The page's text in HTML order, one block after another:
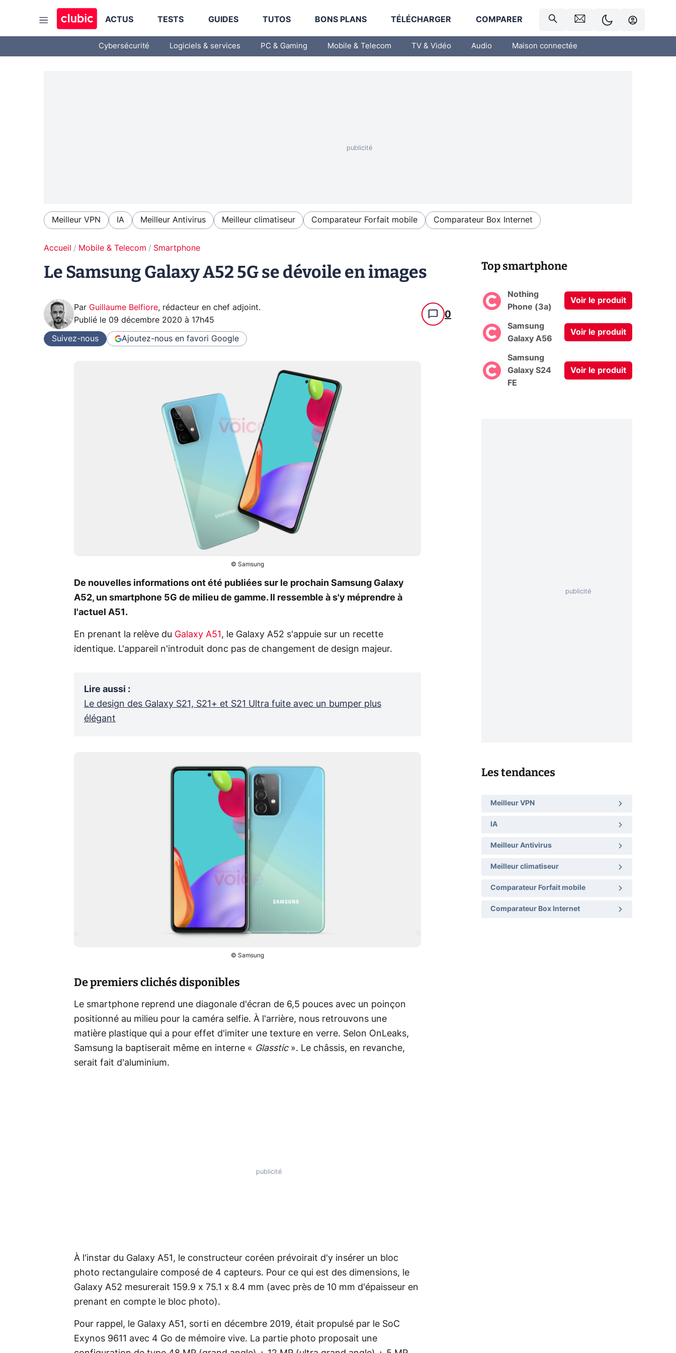
ACTUS TESTS GUIDES TUTOS BONS PLANS TÉLÉCHARGER COMPARER
Cybersécurité Logiciels & services PC & Gaming Mobile & Telecom TV & Vidéo Audio Maison connectée
Meilleur VPN IA Meilleur Antivirus Meilleur climatiseur Comparateur Forfait mobile Comparateur Box Internet
Accueil Mobile & Telecom Smartphone
Le Samsung Galaxy A52 5G se dévoile en images
Par Guillaume Belfiore, rédacteur en chef adjoint.
Publié le 09 décembre 2020 à 17h45 0
Suivez-nous Ajoutez-nous en favori Google
© Samsung
De nouvelles informations ont été publiées sur le prochain Samsung Galaxy
A52, un smartphone 5G de milieu de gamme. Il ressemble à s'y méprendre à
l'actuel A51.
En prenant la relève du Galaxy A51 , le Galaxy A52 s'appuie sur un recette
identique. L'appareil n'introduit donc pas de changement de design majeur.
Lire aussi :
Le design des Galaxy S21, S21+ et S21 Ultra fuite avec un bumper plus
élégant
© Samsung
De premiers clichés disponibles
Le smartphone reprend une diagonale d'écran de 6,5 pouces avec un poinçon
positionné au milieu pour la caméra selfie. À l'arrière, nous retrouvons une
matière plastique qui a pour effet d'imiter une texture en verre. Selon OnLeaks,
Samsung la baptiserait même en interne « Glasstic». Le châssis, en revanche,
serait fait d'aluminium.
À l'instar du Galaxy A51, le constructeur coréen prévoirait d'y insérer un bloc
photo rectangulaire composé de 4 capteurs. Pour ce qui est des dimensions, le
Galaxy A52 mesurerait 159.9 x 75.1 x 8.4 mm (avec près de 10 mm d'épaisseur en
prenant en compte le bloc photo).
Pour rappel, le Galaxy A51, sorti en décembre 2019, était propulsé par le SoC
Exynos 9611 avec 4 Go de mémoire vive. La partie photo proposait une
Top smartphone
Nothing
Phone (3a)
Voir le produit
Samsung
Galaxy A56
Voir le produit
Samsung
Galaxy S24
FE
Voir le produit
Les tendances
Meilleur VPN
IA
Meilleur Antivirus
Meilleur climatiseur
Comparateur Forfait mobile
Comparateur Box Internet